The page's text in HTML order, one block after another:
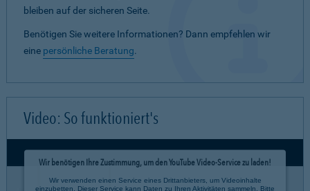
bleiben auf der sicheren Seite.
Benötigen Sie weitere Informationen? Dann empfehlen wir
eine persönliche Beratung.
Video: So funktioniert's
Wir benötigen Ihre Zustimmung, um den YouTube Video-Service zu laden!
Wir verwenden einen Service eines Drittanbieters, um Videoinhalte
einzubetten. Dieser Service kann Daten zu Ihren Aktivitäten sammeln. Bitte